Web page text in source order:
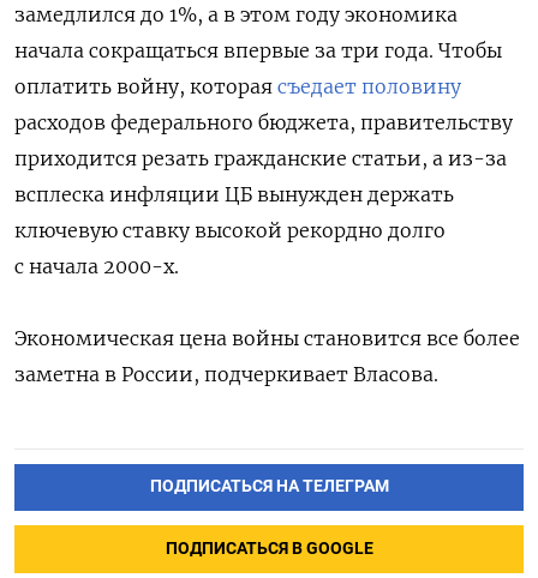
замедлился до 1%, а в этом году экономика
начала сокращаться впервые за три года. Чтобы
оплатить войну, которая съедает половину
расходов федерального бюджета, правительству
приходится резать гражданские статьи, а из-за
всплеска инфляции ЦБ вынужден держать
ключевую ставку высокой рекордно долго
с начала 2000-х.
Экономическая цена войны становится все более
заметна в России, подчеркивает Власова.
ПОДПИСАТЬСЯ НА ТЕЛЕГРАМ
ПОДПИСАТЬСЯ В GOOGLE